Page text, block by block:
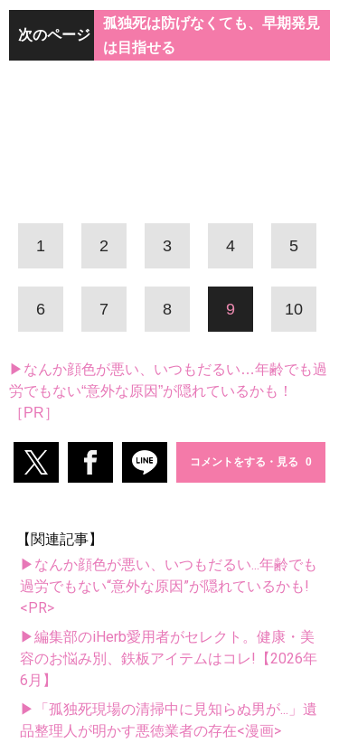
次のページ
孤独死は防げなくても、早期発見
は目指せる
1 2 3 4 5
6 7 8 9 10
▶なんか顔色が悪い、いつもだるい…年齢でも過
労でもない“意外な原因”が隠れているかも！
［PR］
コメントをする・見る
【関連記事】
▶なんか顔色が悪い、いつもだるい...年齢でも
過労でもない“意外な原因”が隠れているかも!
<PR>
▶編集部のiHerb愛用者がセレクト。健康・美
容のお悩み別、鉄板アイテムはコレ!【2026年
6月】
▶「孤独死現場の清掃中に見知らぬ男が...」遺
品整理人が明かす悪徳業者の存在<漫画>